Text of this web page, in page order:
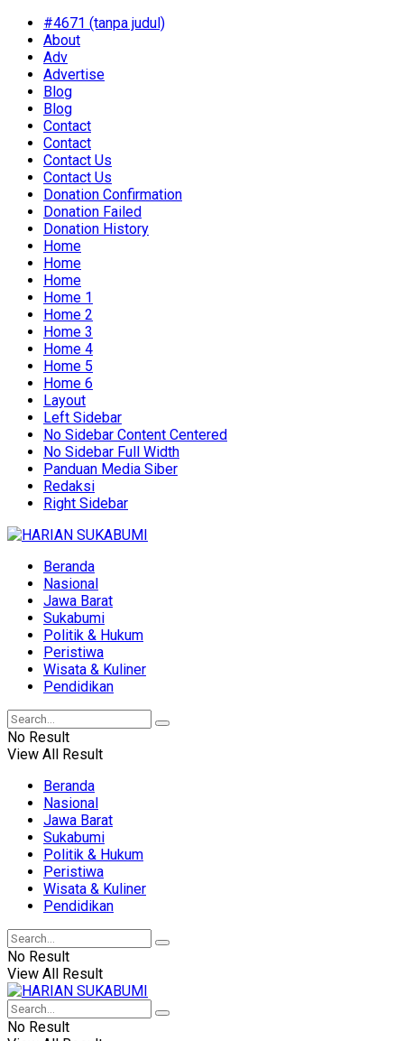
#4671 (tanpa judul)
About
Adv
Advertise
Blog
Blog
Contact
Contact
Contact Us
Contact Us
Donation Confirmation
Donation Failed
Donation History
Home
Home
Home
Home 1
Home 2
Home 3
Home 4
Home 5
Home 6
Layout
Left Sidebar
No Sidebar Content Centered
No Sidebar Full Width
Panduan Media Siber
Redaksi
Right Sidebar
Beranda
Nasional
Jawa Barat
Sukabumi
Politik & Hukum
Peristiwa
Wisata & Kuliner
Pendidikan
No Result
View All Result
Beranda
Nasional
Jawa Barat
Sukabumi
Politik & Hukum
Peristiwa
Wisata & Kuliner
Pendidikan
No Result
View All Result
No Result